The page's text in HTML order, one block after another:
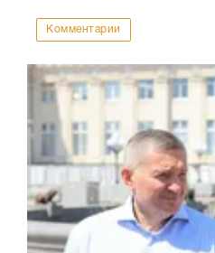
Комментарии